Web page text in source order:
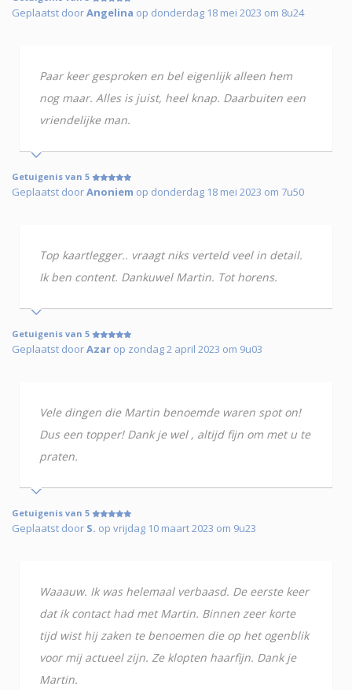
Geplaatst doorAngelina op donderdag 18 mei 2023 om 8u24
Paar keer gesproken en bel eigenlijk alleen hem
nog maar. Alles is juist, heel knap. Daarbuiten een
vriendelijke man.
Getuigenis van 5
Geplaatst doorAnoniem op donderdag 18 mei 2023 om 7u50
Top kaartlegger.. vraagt niks verteld veel in detail.
Ik ben content. Dankuwel Martin. Tot horens.
Getuigenis van 5
Geplaatst doorAzar op zondag 2 april 2023 om 9u03
Vele dingen die Martin benoemde waren spot on!
Dus een topper! Dank je wel , altijd fijn om met u te
praten.
Getuigenis van 5
Geplaatst door S. op vrijdag 10 maart 2023 om 9u23
Waaauw. Ik was helemaal verbaasd. De eerste keer
dat ik contact had met Martin. Binnen zeer korte
tijd wist hij zaken te benoemen die op het ogenblik
voor mij actueel zijn. Ze klopten haarfijn. Dank je
Martin.